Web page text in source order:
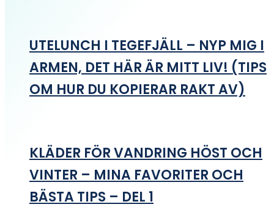
UTELUNCH I TEGEFJÄLL – NYP MIG I
ARMEN, DET HÄR ÄR MITT LIV! (TIPS
OM HUR DU KOPIERAR RAKT AV)
KLÄDER FÖR VANDRING HÖST OCH
VINTER – MINA FAVORITER OCH
BÄSTA TIPS – DEL 1